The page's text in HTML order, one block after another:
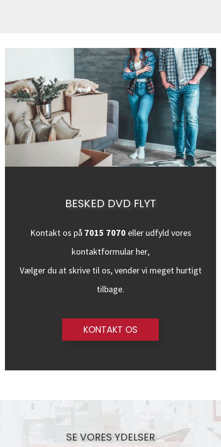
BESKED DVD FLYT
Kontakt os på 7015 7070 eller udfyld vores
kontaktformular her,
Vælger du at skrive til os, vender vi meget hurtigt
tilbage.
KONTAKT OS
SE VORES YDELSER